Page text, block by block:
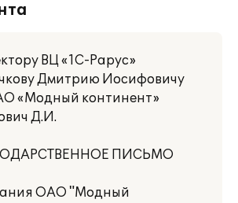
ВЦ «1С-Рарус»
Дмитрию Иосифовичу
«Модный континент»
Д.И.
ПИСЬМО
ОАО "Модный